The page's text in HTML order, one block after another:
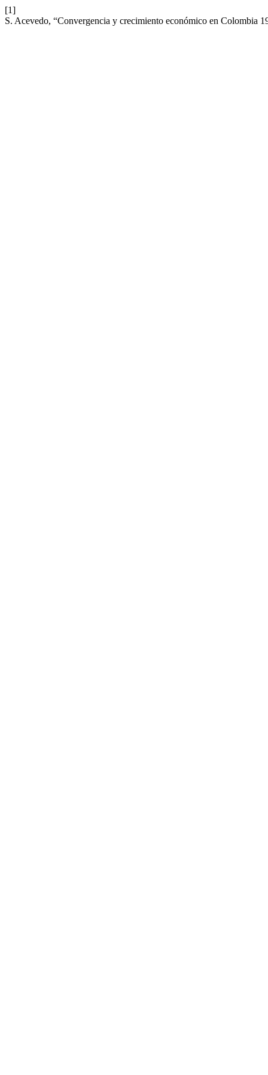
[1]
S. Acevedo, “Convergencia y crecimiento económico en Colombia